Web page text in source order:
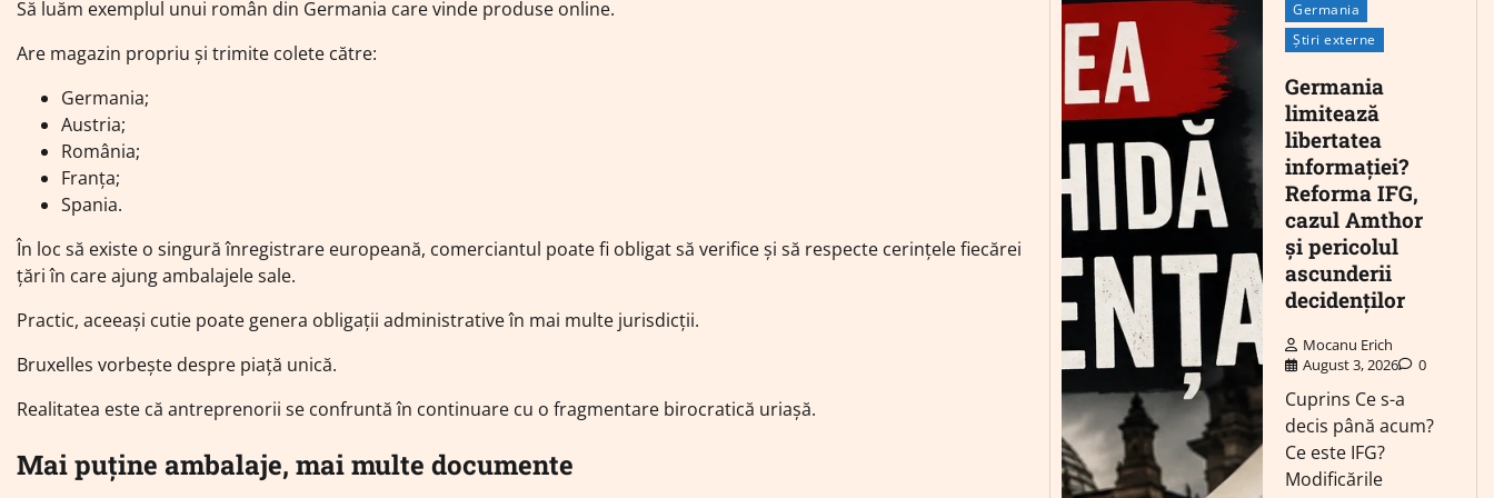
Să luăm exemplul unui român din Germania care vinde produse online.
Are magazin propriu și trimite colete către:
Germania;
Austria;
România;
Franța;
Spania.
În loc să existe o singură înregistrare europeană, comerciantul poate fi obligat să verifice și să respecte cerințele fiecărei
țări în care ajung ambalajele sale.
Practic, aceeași cutie poate genera obligații administrative în mai multe jurisdicții.
Bruxelles vorbește despre piață unică.
Realitatea este că antreprenorii se confruntă în continuare cu o fragmentare birocratică uriașă.
Mai puține ambalaje, mai multe documente
Germania
Știri externe
Germania
limitează
libertatea
informației?
Reforma IFG,
cazul Amthor
și pericolul
ascunderii
decidenților
Mocanu Erich
August 3, 2026
0
Cuprins Ce s-a
decis până acum?
Ce este IFG?
Modificările